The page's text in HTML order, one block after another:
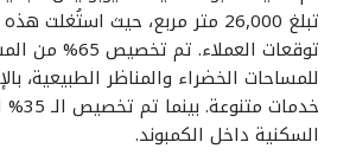
تبلغ 26,000 متر مربع، حيث
توقعات العملاء. تم
للمساحات الخضراء والمناظر الطبيعية،
خدمات
السكنية داخل الكمبوند.